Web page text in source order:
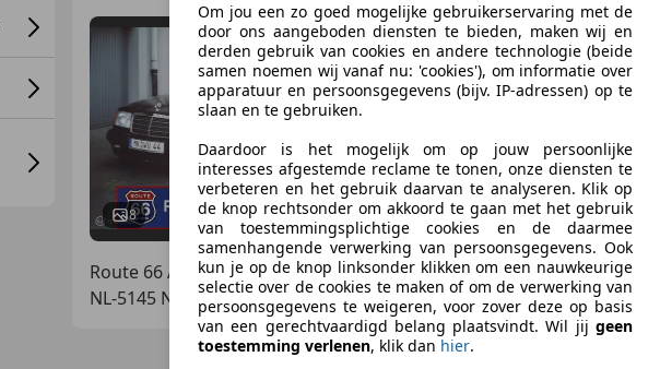
8
€ 7.500
01/1988 999.999 km
Route 66 Auctions
NL-5145 NA WAALWIJK
Om jou een zo goed mogelijke gebruikerservaring met de
door ons aangeboden diensten te bieden, maken wij en
derden gebruik van cookies en andere technologie (beide
samen noemen wij vanaf nu: 'cookies'), om informatie over
apparatuur en persoonsgegevens (bijv. IP-adressen) op te
slaan en te gebruiken.
Daardoor is het mogelijk om op jouw persoonlijke
interesses afgestemde reclame te tonen, onze diensten te
verbeteren en het gebruik daarvan te analyseren. Klik op
de knop rechtsonder om akkoord te gaan met het gebruik
van toestemmingsplichtige cookies en de daarmee
samenhangende verwerking van persoonsgegevens. Ook
kun je op de knop linksonder klikken om een nauwkeurige
selectie over de cookies te maken of om de verwerking van
persoonsgegevens te weigeren, voor zover deze op basis
van een gerechtvaardigd belang plaatsvindt. Wil jij geen
toestemming verlenen, klik dan hier.